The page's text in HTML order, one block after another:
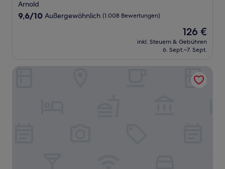
Sterne-
Unterkunft
Arnold
9.6
9,6/10 Außergewöhnlich (1.008 Bewertungen)
Der
Preis
beträgt
126 €
inkl. Steuern & Gebühren
6. Sept.–7. Sept.
La Quinta Inn & Suites by Wyndham St Louis Route 66